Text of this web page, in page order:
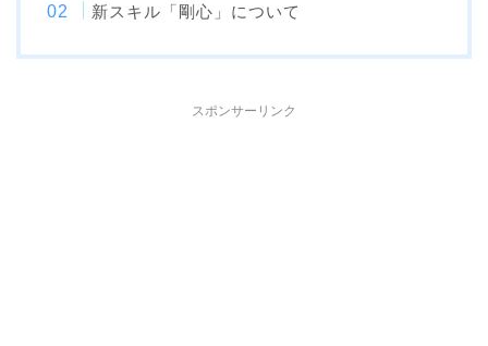
新スキル「剛心」について
スポンサーリンク